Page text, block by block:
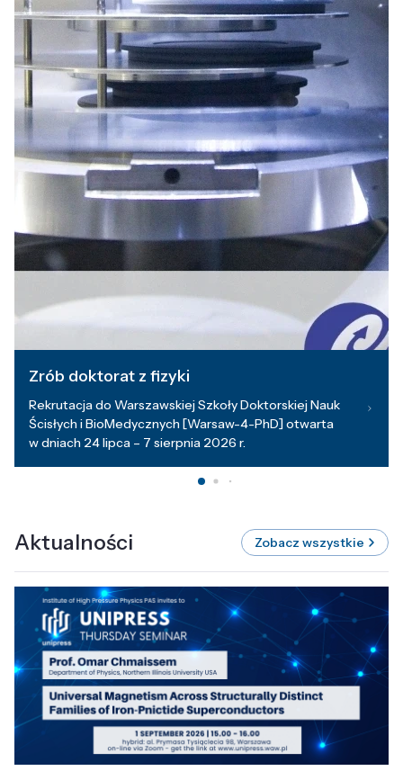
Zrób doktorat z fizyki
Rekrutacja do Warszawskiej Szkoły Doktorskiej Nauk
Ścisłych i BioMedycznych [Warsaw-4-PhD] otwarta
w dniach 24 lipca – 7 sierpnia 2026 r.
Aktualności Zobacz wszystkie